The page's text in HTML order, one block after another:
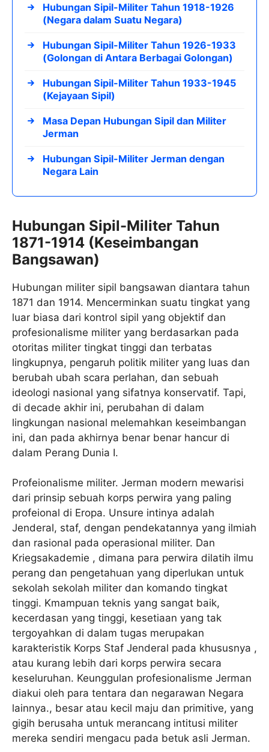
Hubungan Sipil-Militer Tahun 1918-1926
(Negara dalam Suatu Negara)
Hubungan Sipil-Militer Tahun 1926-1933
(Golongan di Antara Berbagai Golongan)
Hubungan Sipil-Militer Tahun 1933-1945
(Kejayaan Sipil)
Masa Depan Hubungan Sipil dan Militer
Jerman
Hubungan Sipil-Militer Jerman dengan
Negara Lain
Hubungan Sipil-Militer Tahun
1871-1914 (Keseimbangan
Bangsawan)
Hubungan militer sipil bangsawan diantara tahun
1871 dan 1914. Mencerminkan suatu tingkat yang
luar biasa dari kontrol sipil yang objektif dan
profesionalisme militer yang berdasarkan pada
otoritas militer tingkat tinggi dan terbatas
lingkupnya, pengaruh politik militer yang luas dan
berubah ubah scara perlahan, dan sebuah
ideologi nasional yang sifatnya konservatif. Tapi,
di decade akhir ini, perubahan di dalam
lingkungan nasional melemahkan keseimbangan
ini, dan pada akhirnya benar benar hancur di
dalam Perang Dunia I.
Profeionalisme militer. Jerman modern mewarisi
dari prinsip sebuah korps perwira yang paling
profeional di Eropa. Unsure intinya adalah
Jenderal, staf, dengan pendekatannya yang ilmiah
dan rasional pada operasional militer. Dan
Kriegsakademie , dimana para perwira dilatih ilmu
perang dan pengetahuan yang diperlukan untuk
sekolah sekolah militer dan komando tingkat
tinggi. Kmampuan teknis yang sangat baik,
kecerdasan yang tinggi, kesetiaan yang tak
tergoyahkan di dalam tugas merupakan
karakteristik Korps Staf Jenderal pada khususnya ,
atau kurang lebih dari korps perwira secara
keseluruhan. Keunggulan profesionalisme Jerman
diakui oleh para tentara dan negarawan Negara
lainnya., besar atau kecil maju dan primitive, yang
gigih berusaha untuk merancang intitusi militer
mereka sendiri mengacu pada betuk asli Jerman.